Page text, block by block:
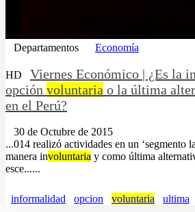
Departamentos Economía
HD
Viernes Económico | ¿Es la
opción voluntaria o la última
en el Perú?
30 de Octubre de 2015
...014 realizó actividades en un ‘segmento
manera involuntaria y como última
esce......
informalidad opcion voluntaria ultima